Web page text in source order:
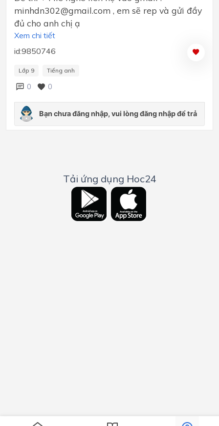
minhdn302@gmail.com , em sẽ rep và gửi đầy
đủ cho anh chị ạ
Xem chi tiết
id:9850746
Lớp 9 Tiếng anh
0 0
Tải ứng dụng Hoc24